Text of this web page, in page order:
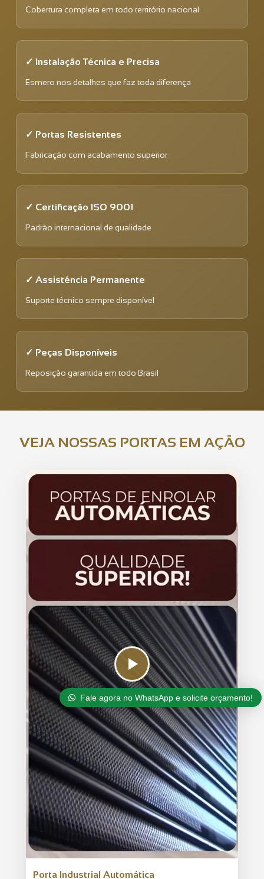
Cobertura completa em todo território nacional
✓ Instalação Técnica e Precisa
Esmero nos detalhes que faz toda diferença
✓ Portas Resistentes
Fabricação com acabamento superior
✓ Certificação ISO 9001
Padrão internacional de qualidade
✓ Assistência Permanente
Suporte técnico sempre disponível
✓ Peças Disponíveis
Reposição garantida em todo Brasil
VEJA NOSSAS PORTAS EM AÇÃO
Porta Industrial Automática
Fale agora no WhatsApp e solicite orçamento!